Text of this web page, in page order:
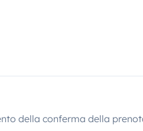
della conferma della